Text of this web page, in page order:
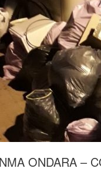
ONDARA –